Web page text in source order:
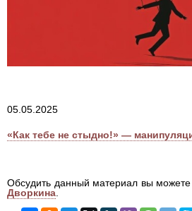
05.05.2025
«Как тебе не стыдно!» —
Обсудить данный материал вы
Дворкина